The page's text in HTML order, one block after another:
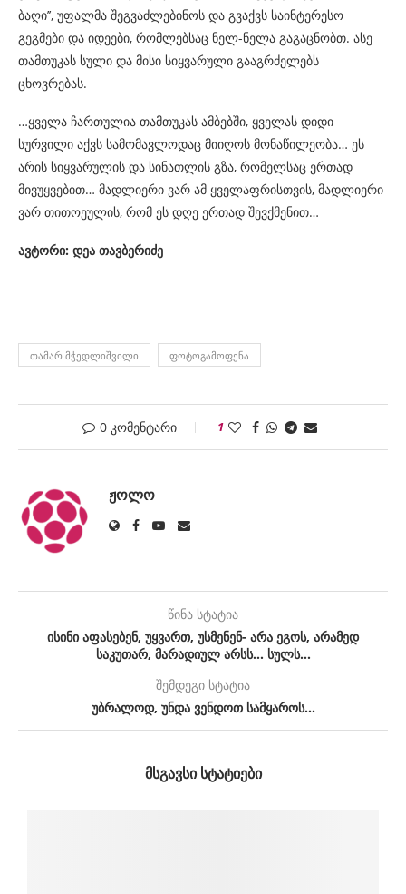
ბაღი’’, უფალმა შეგვაძლებინოს და გვაქვს საინტერესო
გეგმები და იდეები, რომლებსაც ნელ-ნელა გაგაცნობთ. ასე
თამთუკას სული და მისი სიყვარული გააგრძელებს
ცხოვრებას.
…ყველა ჩართულია თამთუკას ამბებში, ყველას დიდი
სურვილი აქვს სამომავლოდაც მიიღოს მონაწილეობა… ეს
არის სიყვარულის და სინათლის გზა, რომელსაც ერთად
მივუყვებით… მადლიერი ვარ ამ ყველაფრისთვის, მადლიერი
ვარ თითოეულის, რომ ეს დღე ერთად შევქმენით…
ავტორი: დეა თავბერიძე
ᲗᲐᲛᲐᲠ ᲛᲭᲔᲓᲚᲘᲨᲕᲘᲚᲘ ᲤᲝᲢᲝᲒᲐᲛᲝᲤᲔᲜᲐ
0 კომენტარი 1
ᲟᲝᲚᲝ
წინა სტატია
ისინი აფასებენ, უყვართ, უსმენენ- არა ეგოს, არამედ
საკუთარ, მარადიულ არსს… სულს…
შემდეგი სტატია
უბრალოდ, უნდა ვენდოთ სამყაროს…
ᲛᲡᲒᲐᲕᲡᲘ ᲡᲢᲐᲢᲘᲔᲑᲘ